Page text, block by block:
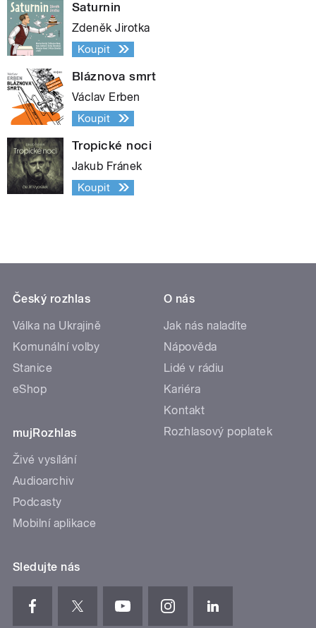
Saturnin
Zdeněk Jirotka
Koupit
Bláznova smrt
Václav Erben
Koupit
Tropické noci
Jakub Fránek
Koupit
Český rozhlas
Válka na Ukrajině
Komunální volby
Stanice
eShop
mujRozhlas
Živé vysílání
Audioarchiv
Podcasty
Mobilní aplikace
O nás
Jak nás naladíte
Nápověda
Lidé v rádiu
Kariéra
Kontakt
Rozhlasový poplatek
Sledujte nás